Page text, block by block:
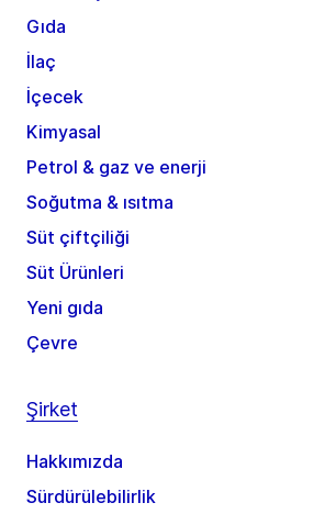
Gıda
İlaç
İçecek
Kimyasal
Petrol & gaz ve enerji
Soğutma & ısıtma
Süt çiftçiliği
Süt Ürünleri
Yeni gıda
Çevre
Şirket
Hakkımızda
Sürdürülebilirlik